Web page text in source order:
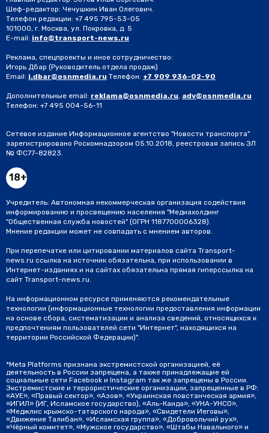
17 июня 2024, 10:06 Новости транспорта
Архивные прайс-листы с актуальными сравнили журналисты
портала Quto и выяснили, что стоимость отечественного
автомобиля Lada Vesta за три года выросла в два раза.
Так, если в 2021 году версия Comfort оценивалась 764,9
тысячи рублей, то сейчас машина оценивается в 1,459 млн
Серые импортеры привезли в Россию
Toyota Corolla от 2,35 млн рублей